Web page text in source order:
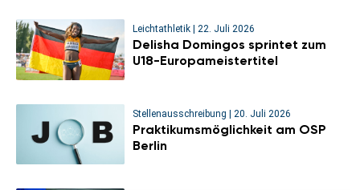
Leichtathletik | 22. Juli 2026
Delisha Domingos sprintet zum
U18-Europameistertitel
Stellenausschreibung | 20. Juli 2026
Praktikumsmöglichkeit am OSP
Berlin